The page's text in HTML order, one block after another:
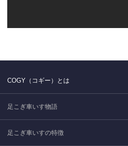
COGY（コギー）とは
足こぎ車いす物語
足こぎ車いすの特徴